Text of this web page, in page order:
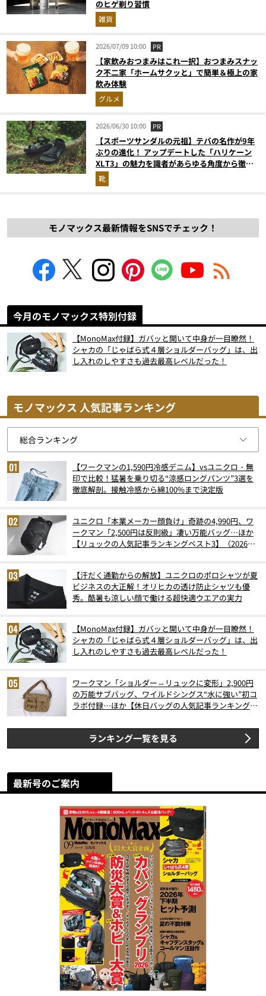
のヒゲ剃り習慣
雑貨
2026/07/09 10:00 PR
【家飲みおつまみはこれ一択】おつまみスナッ
ク不二家「ホームサクッと」で簡単＆極上の家
飲み体験
グルメ
2026/06/30 10:00 PR
【スポーツサンダルの元祖】テバの名作が9年
ぶりの進化！ アップデートした「ハリケーン
XLT3」の魅力を識者があらゆる角度から徹底
解説！
靴
モノマックス最新情報をSNSでチェック！
今月のモノマックス特別付録
【MonoMax付録】ガバッと開いて中身が一目瞭然！
シャカの「じゃばら式４層ショルダーバッグ」は、出
し入れのしやすさも過去最高レベルだった！
モノマックス 人気記事ランキング
【ワークマンの1,590円冷感デニム】vsユニクロ・無
印で比較！猛暑を乗り切る“涼感ロングパンツ”3選を
徹底解剖。接触冷感から綿100%まで決定版
ユニクロ「本業メーカー顔負け」奇跡の4,990円、ワ
ークマン「2,500円は反則級」凄い万能バッグ…ほか
【リュックの人気記事ランキングベスト3】（2026年
【汗だく通勤からの解放】ユニクロのポロシャツが夏
ビジネスの大正解！オリヒカの透け防止シャツも優
秀。酷暑も涼しい顔で働ける超快適ウエアの実力
【MonoMax付録】ガバッと開いて中身が一目瞭然！
シャカの「じゃばら式４層ショルダーバッグ」は、出
し入れのしやすさも過去最高レベルだった！
ワークマン「ショルダー⇔リュックに変形」2,900円
の万能サブバッグ、ワイルドシングス“水に強い”初コ
ラボ付録…ほか【休日バッグの人気記事ランキングベ
ランキング一覧を見る
最新号のご案内